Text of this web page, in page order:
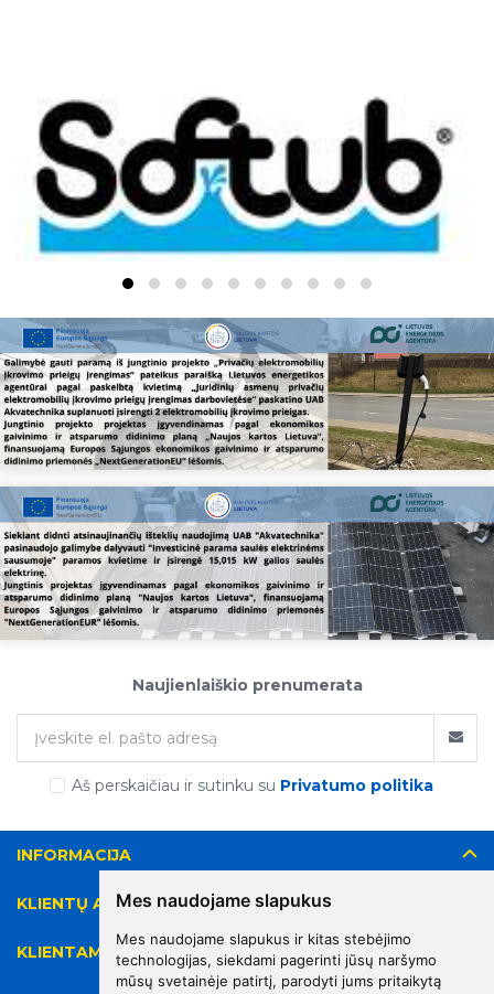
Mes naudojame slapukus
Mes naudojame slapukus ir kitas stebėjimo
technologijas, siekdami pagerinti jūsų naršymo
mūsų svetainėje patirtį, parodyti jums pritaikytą
Naujienlaiškio prenumerata
Aš perskaičiau ir sutinku su Privatumo politika
INFORMACIJA
KLIENTŲ APTARNAVIMAS
KLIENTAMS